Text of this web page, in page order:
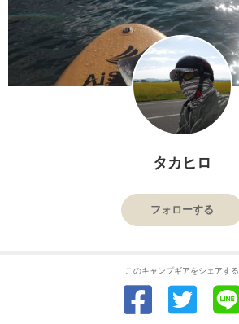
タカヒロ
フォローする
このキャンプギアをシェアする